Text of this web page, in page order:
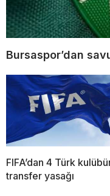
Bursaspor’dan
FIFA’dan 4 Türk
transfer yasağı